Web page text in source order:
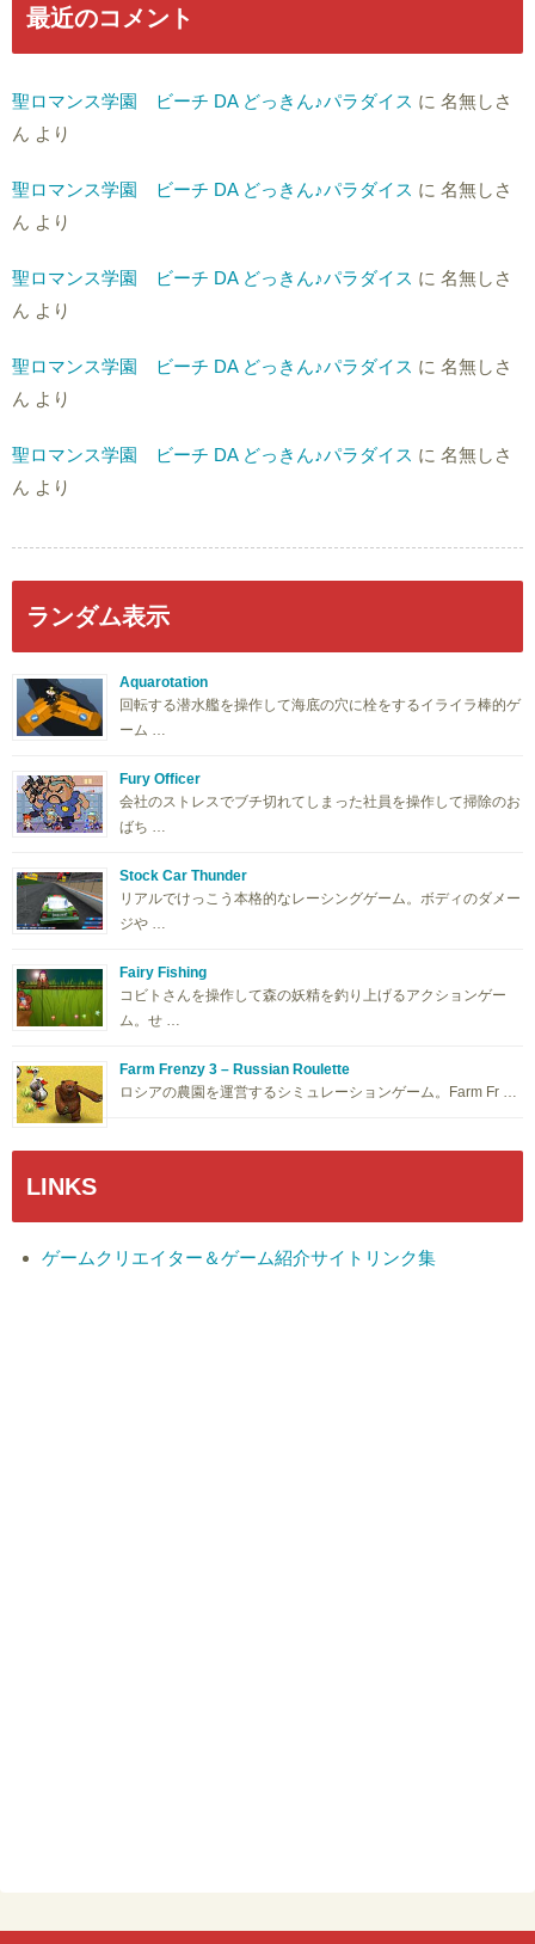
最近のコメント
聖ロマンス学園 ビーチ DA どっきん♪パラダイス に 名無しさ
ん より
聖ロマンス学園 ビーチ DA どっきん♪パラダイス に 名無しさ
ん より
聖ロマンス学園 ビーチ DA どっきん♪パラダイス に 名無しさ
ん より
聖ロマンス学園 ビーチ DA どっきん♪パラダイス に 名無しさ
ん より
聖ロマンス学園 ビーチ DA どっきん♪パラダイス に 名無しさ
ん より
ランダム表示
Aquarotation
回転する潜水艦を操作して海底の穴に栓をするイライラ棒的ゲ
ーム …
Fury Officer
会社のストレスでブチ切れてしまった社員を操作して掃除のお
ばち …
Stock Car Thunder
リアルでけっこう本格的なレーシングゲーム。ボディのダメー
ジや …
Fairy Fishing
コビトさんを操作して森の妖精を釣り上げるアクションゲー
ム。せ …
Farm Frenzy 3 – Russian Roulette
ロシアの農園を運営するシミュレーションゲーム。Farm Fr …
LINKS
ゲームクリエイター＆ゲーム紹介サイトリンク集